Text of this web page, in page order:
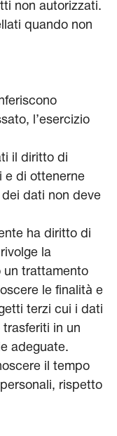
non autorizzati.
quando non
l’esercizio
il diritto di
e di ottenerne
dati non deve
ha diritto di
la
un trattamento
le finalità e
terzi cui i dati
in un
adeguate.
il tempo
rispetto